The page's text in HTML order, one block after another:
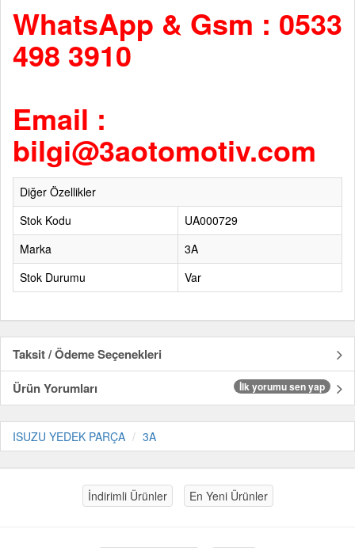
WhatsApp & Gsm : 0533
498 3910
Email :
bilgi@3aotomotiv.com
Diğer Özellikler
Stok Kodu
UA000729
Marka
3A
Stok Durumu
Var
Taksit / Ödeme Seçenekleri
Ürün Yorumları
İlk yorumu sen yap
ISUZU YEDEK PARÇA 3A
İndirimli Ürünler En Yeni Ürünler